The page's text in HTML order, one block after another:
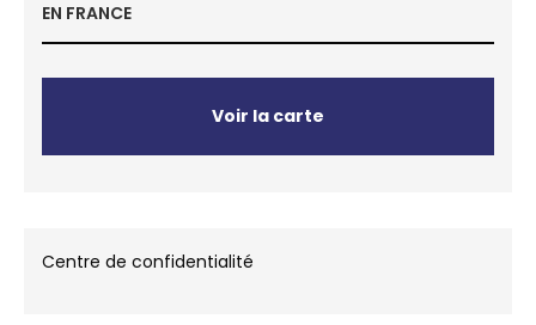
EN FRANCE
Voir la carte
Centre de confidentialité